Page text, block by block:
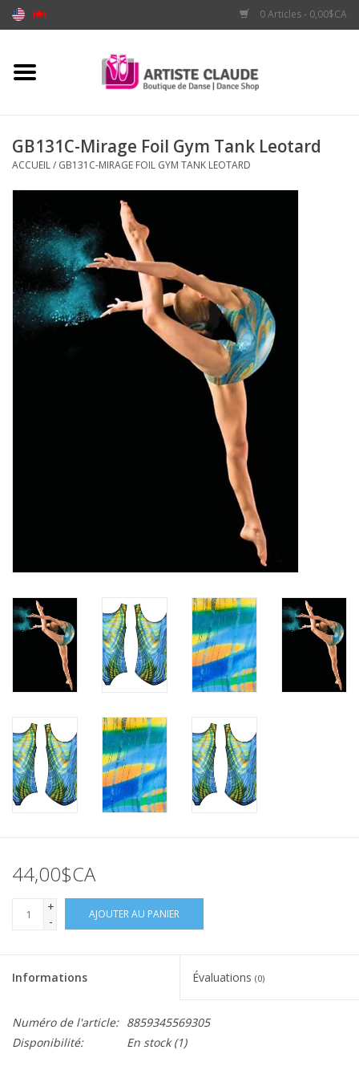
0 Articles - 0,00$CA
Accueil
Vêtements
Souliers
Marques
GB131C-Mirage Foil Gym Tank Leotard
ACCUEIL/ GB131C-MIRAGE FOIL GYM TANK LEOTARD
44,00$CA
+
-
AJOUTER AU PANIER
Informations Évaluations (0)
Numéro de l'article: 8859345569305
Disponibilité:
En stock(1)